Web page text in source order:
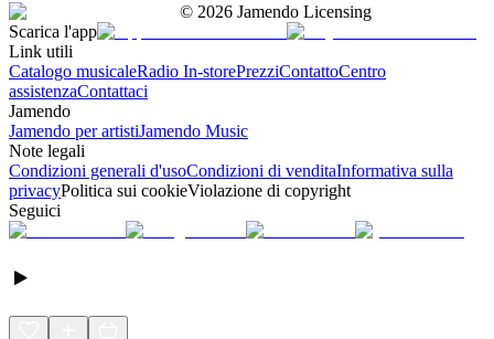
© 2026 Jamendo Licensing
Scarica l'app
Link utili
Catalogo musicaleRadio In-storePrezziContattoCentro
assistenzaContattaci
Jamendo
Jamendo per artistiJamendo Music
Note legali
Condizioni generali d'usoCondizioni di venditaInformativa sulla
privacyPolitica sui cookieViolazione di copyright
Seguici